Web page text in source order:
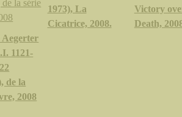
1121-
de la
2008
1973), La
Cicatrice, 2008.
Victory
Death,